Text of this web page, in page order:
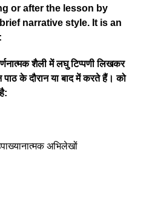
or after the lesson by
narrative style. It is an
शैली में लघु टिप्पणी लिखकर
के दौरान या बाद में करते हैं। को
अभिलेखों